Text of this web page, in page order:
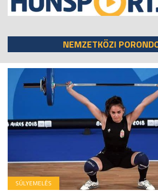
NEMZETKÖZI
SÚLYEMELÉS